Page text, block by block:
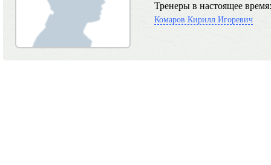
Тренеры в настоящее время:
Комаров Кирилл Игоревич